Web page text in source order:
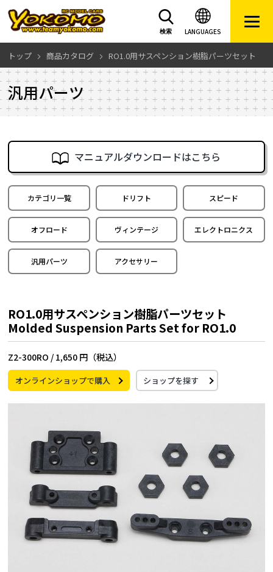
LANGUAGES
検索
トップ 商品カタログ RO1.0用サスペンション樹脂パーツセット
汎用パーツ
マニュアルダウンロードはこちら
カテゴリ一覧 ドリフト スピード
オフロード ヴィンテージ エレクトロニクス
汎用パーツ アクセサリー
RO1.0用サスペンション樹脂パーツセット
Molded Suspension Parts Set for RO1.0
Z2-300RO / 1,650 円（税込）
オンラインショップで購入 ショップを探す